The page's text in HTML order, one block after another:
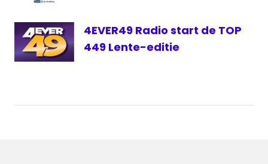
4EVER49 Radio start de TOP
449 Lente-editie